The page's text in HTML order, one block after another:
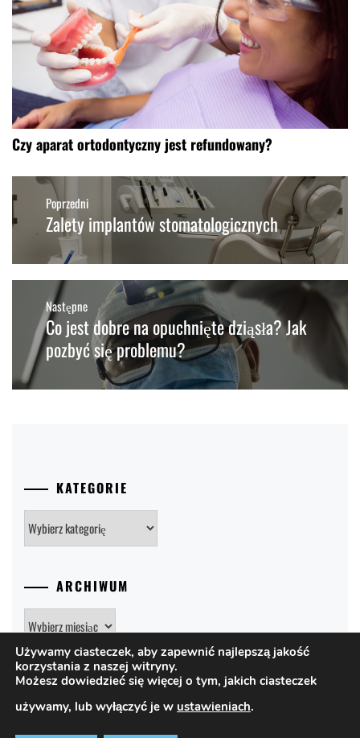
Czy aparat ortodontyczny jest refundowany?
Nawigacja
wpisuPoprzedni
Poprzedni
wpis:
Zalety implantów stomatologicznych
Następne
Następny
post:
Co jest dobre na opuchnięte dziąsła? Jak
pozbyć się problemu?
KATEGORIE
ARCHIWUM
PRAWA AUTORSKIE © WSZELKIE PRAWA ZASTRZEŻONE.
Używamy ciasteczek, aby zapewnić najlepszą jakość
korzystania z naszej witryny.
Możesz dowiedzieć się więcej o tym, jakich ciasteczek
używamy, lub wyłączyć je w ustawieniach.